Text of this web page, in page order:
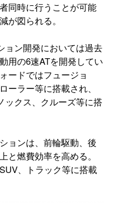
同時に行うことが可能
が図られる。
ン開発においては過去
用の6速ATを開発してい
ードではフュージョ
ーラー等に搭載され、
ックス、クルーズ等に搭
ョンは、前輪駆動、後
と燃費効率を高める。
、トラック等に搭載